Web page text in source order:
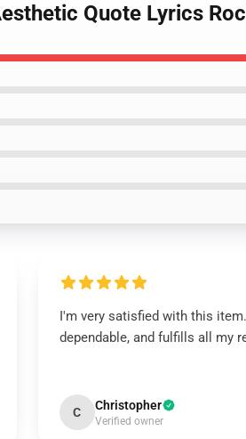
Quote Lyrics
I'm very satisfied with this
dependable, and fulfills all my
C Christopher
Verified owner